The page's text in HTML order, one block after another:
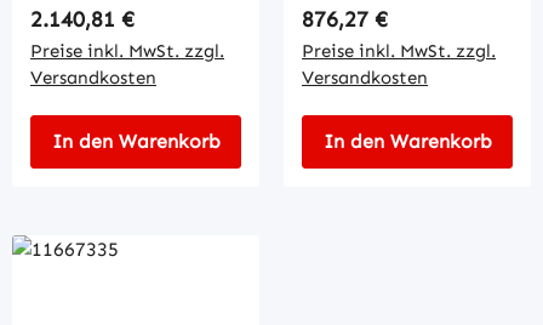
Regulärer Preis:
2.140,81 €
Preise inkl. MwSt. zzgl.
Versandkosten
In den Warenkorb
Regulärer Preis:
876,27 €
Preise inkl. MwSt. zzgl.
Versandkosten
In den Warenkorb